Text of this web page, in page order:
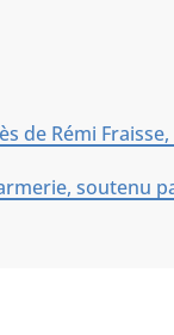
de Rémi
soutenu